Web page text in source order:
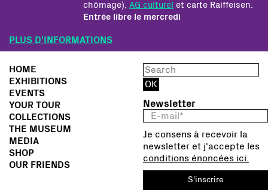
chômage), AG culturel et carte Raiffeisen.
Entrée libre le mercredi
PLUS D'INFORMATIONS
HOME
EXHIBITIONS
EVENTS
YOUR TOUR
COLLECTIONS
THE MUSEUM
MEDIA
SHOP
OUR FRIENDS
Newsletter
Je consens à recevoir la
newsletter et j'accepte les
conditions énoncées ici.
S'inscrire